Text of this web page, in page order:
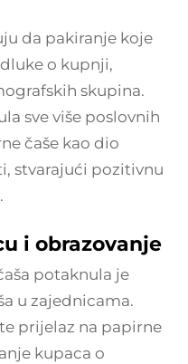
da pakiranje koje
o kupnji,
skupina.
sve više poslovnih
čaše kao dio
stvarajući pozitivnu
i obrazovanje
potaknula je
u zajednicama.
prijelaz na papirne
kupaca o